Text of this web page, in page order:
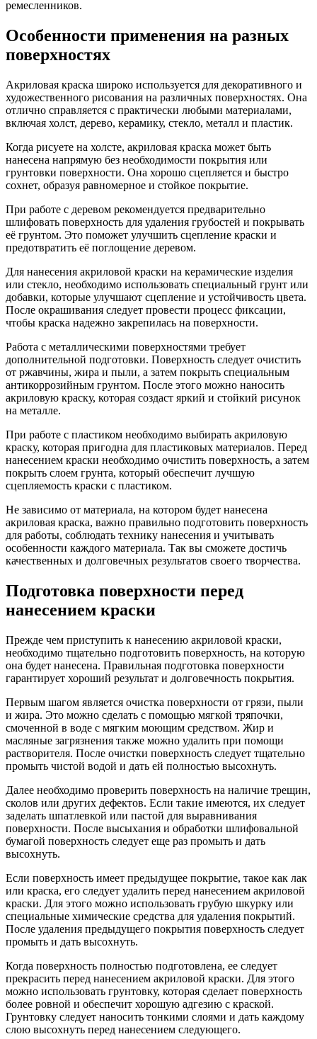
ремесленников.
Особенности применения на разных
поверхностях
Акриловая краска широко используется для декоративного и
художественного рисования на различных поверхностях. Она
отлично справляется с практически любыми материалами,
включая холст, дерево, керамику, стекло, металл и пластик.
Когда рисуете на холсте, акриловая краска может быть
нанесена напрямую без необходимости покрытия или
грунтовки поверхности. Она хорошо сцепляется и быстро
сохнет, образуя равномерное и стойкое покрытие.
При работе с деревом рекомендуется предварительно
шлифовать поверхность для удаления грубостей и покрывать
её грунтом. Это поможет улучшить сцепление краски и
предотвратить её поглощение деревом.
Для нанесения акриловой краски на керамические изделия
или стекло, необходимо использовать специальный грунт или
добавки, которые улучшают сцепление и устойчивость цвета.
После окрашивания следует провести процесс фиксации,
чтобы краска надежно закрепилась на поверхности.
Работа с металлическими поверхностями требует
дополнительной подготовки. Поверхность следует очистить
от ржавчины, жира и пыли, а затем покрыть специальным
антикоррозийным грунтом. После этого можно наносить
акриловую краску, которая создаст яркий и стойкий рисунок
на металле.
При работе с пластиком необходимо выбирать акриловую
краску, которая пригодна для пластиковых материалов. Перед
нанесением краски необходимо очистить поверхность, а затем
покрыть слоем грунта, который обеспечит лучшую
сцепляемость краски с пластиком.
Не зависимо от материала, на котором будет нанесена
акриловая краска, важно правильно подготовить поверхность
для работы, соблюдать технику нанесения и учитывать
особенности каждого материала. Так вы сможете достичь
качественных и долговечных результатов своего творчества.
Подготовка поверхности перед
нанесением краски
Прежде чем приступить к нанесению акриловой краски,
необходимо тщательно подготовить поверхность, на которую
она будет нанесена. Правильная подготовка поверхности
гарантирует хороший результат и долговечность покрытия.
Первым шагом является очистка поверхности от грязи, пыли
и жира. Это можно сделать с помощью мягкой тряпочки,
смоченной в воде с мягким моющим средством. Жир и
масляные загрязнения также можно удалить при помощи
растворителя. После очистки поверхность следует тщательно
промыть чистой водой и дать ей полностью высохнуть.
Далее необходимо проверить поверхность на наличие трещин,
сколов или других дефектов. Если такие имеются, их следует
заделать шпатлевкой или пастой для выравнивания
поверхности. После высыхания и обработки шлифовальной
бумагой поверхность следует еще раз промыть и дать
высохнуть.
Если поверхность имеет предыдущее покрытие, такое как лак
или краска, его следует удалить перед нанесением акриловой
краски. Для этого можно использовать грубую шкурку или
специальные химические средства для удаления покрытий.
После удаления предыдущего покрытия поверхность следует
промыть и дать высохнуть.
Когда поверхность полностью подготовлена, ее следует
прекрасить перед нанесением акриловой краски. Для этого
можно использовать грунтовку, которая сделает поверхность
более ровной и обеспечит хорошую адгезию с краской.
Грунтовку следует наносить тонкими слоями и дать каждому
слою высохнуть перед нанесением следующего.